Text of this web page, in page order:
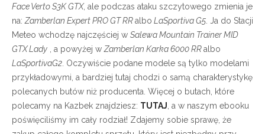
Face Verto S3K GTX, ale podczas ataku szczytowego zmienia je
na: Zamberlan Expert PRO GT RRalbo LaSportiva G5 . Ja do Stacji
Meteo wchodzę najczęściej w Salewa Mountain Trainer MID
GTX Lady , a powyżej w Zamberlan Karka 6000 RRalbo
LaSportivaG2 . Oczywiście podane modele są tylko modelami
przykładowymi, a bardziej tutaj chodzi o samą charakterystykę
polecanych butów niż producenta. Więcej o butach, które
polecamy na Kazbek znajdziesz: TUTAJ , a w naszym ebooku
poświęciliśmy im cały rodział! Zdajemy sobie sprawę, że